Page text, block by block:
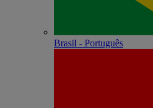
Brasil - Português